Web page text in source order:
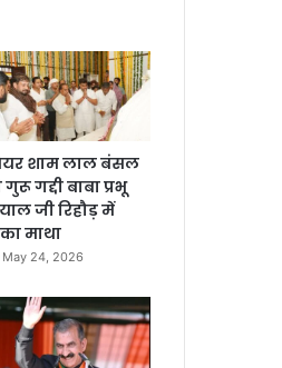
शाम लाल बंसल
गद्दी बाबा प्रभू
जी रिहौड़ में
माथा
May 24, 2026